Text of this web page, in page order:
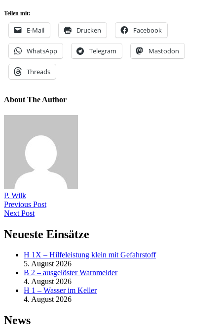
Teilen mit:
E-Mail Drucken Facebook
WhatsApp Telegram Mastodon
Threads
About The Author
P. Wilk
Previous Post
Next Post
Neueste Einsätze
H 1X – Hilfeleistung klein mit Gefahrstoff
5. August 2026
B 2 – ausgelöster Warnmelder
4. August 2026
H 1 – Wasser im Keller
4. August 2026
News